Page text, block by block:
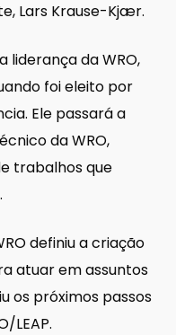
Lars Krause-Kjær.
liderança da WRO,
foi eleito por
Ele passará a
da WRO,
trabalhos que
definiu a criação
atuar em assuntos
os próximos passos
LEAP.